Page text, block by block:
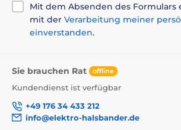
Mit dem Absenden des Formulars
mit der Verarbeitung meiner
einverstanden.
Sie brauchen Rat offline
Kundendienst ist verfügbar
+49 176 34 433 212
info@elektro-halsbander.de